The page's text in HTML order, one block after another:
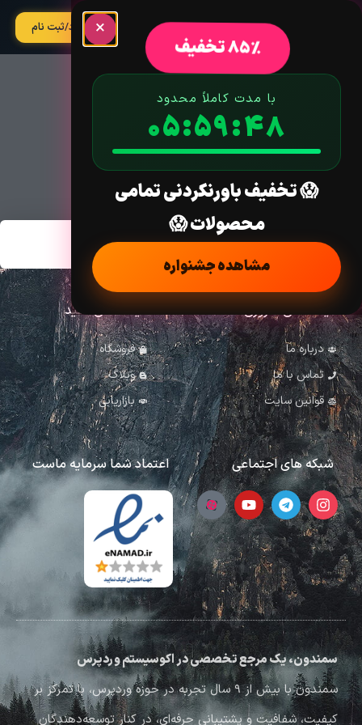
×
85% تخفیف
با مدت کاملاً محدود
05:59:48
😱 تخفیف باورنکردنی تمامی
محصولات 😱
مشاهده جشنواره
آپدیت ورود/ثبت نام
تکسونومی:
لینک های ضروری
درباره ما
تماس با ما
قوانین سایت
لینک های مفید
فروشگاه
وبلاگ
بازاریابی
شبکه های اجتماعی اعتماد شما سرمایه ماست
سمندون، یک مرجع تخصصی در اکوسیستم وردپرس
سمندون با بیش از ۹ سال تجربه در حوزه وردپرس، با تمرکز بر
کیفیت، شفافیت و پشتیبانی حرفه‌ای، در کنار توسعه‌دهندگان